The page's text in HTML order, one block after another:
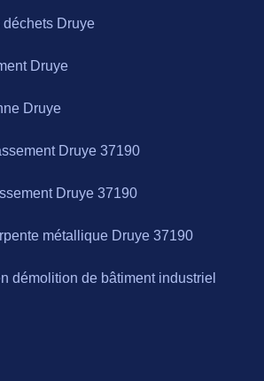
Druye
Druye
Druye
Druye 37190
Druye 37190
métallique Druye 37190
démolition de bâtiment industriel